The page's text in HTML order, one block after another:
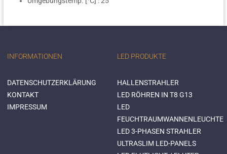
INFORMATIONEN
DATENSCHUTZERKLÄRUNG
KONTAKT
IMPRESSUM
LED PRODUKTE
HALLENSTRAHLER
LED RÖHREN IN T8 G13
LED
FEUCHTRAUMWANNENLEUCHTE
LED 3-PHASEN STRAHLER
ULTRASLIM LED-PANELS